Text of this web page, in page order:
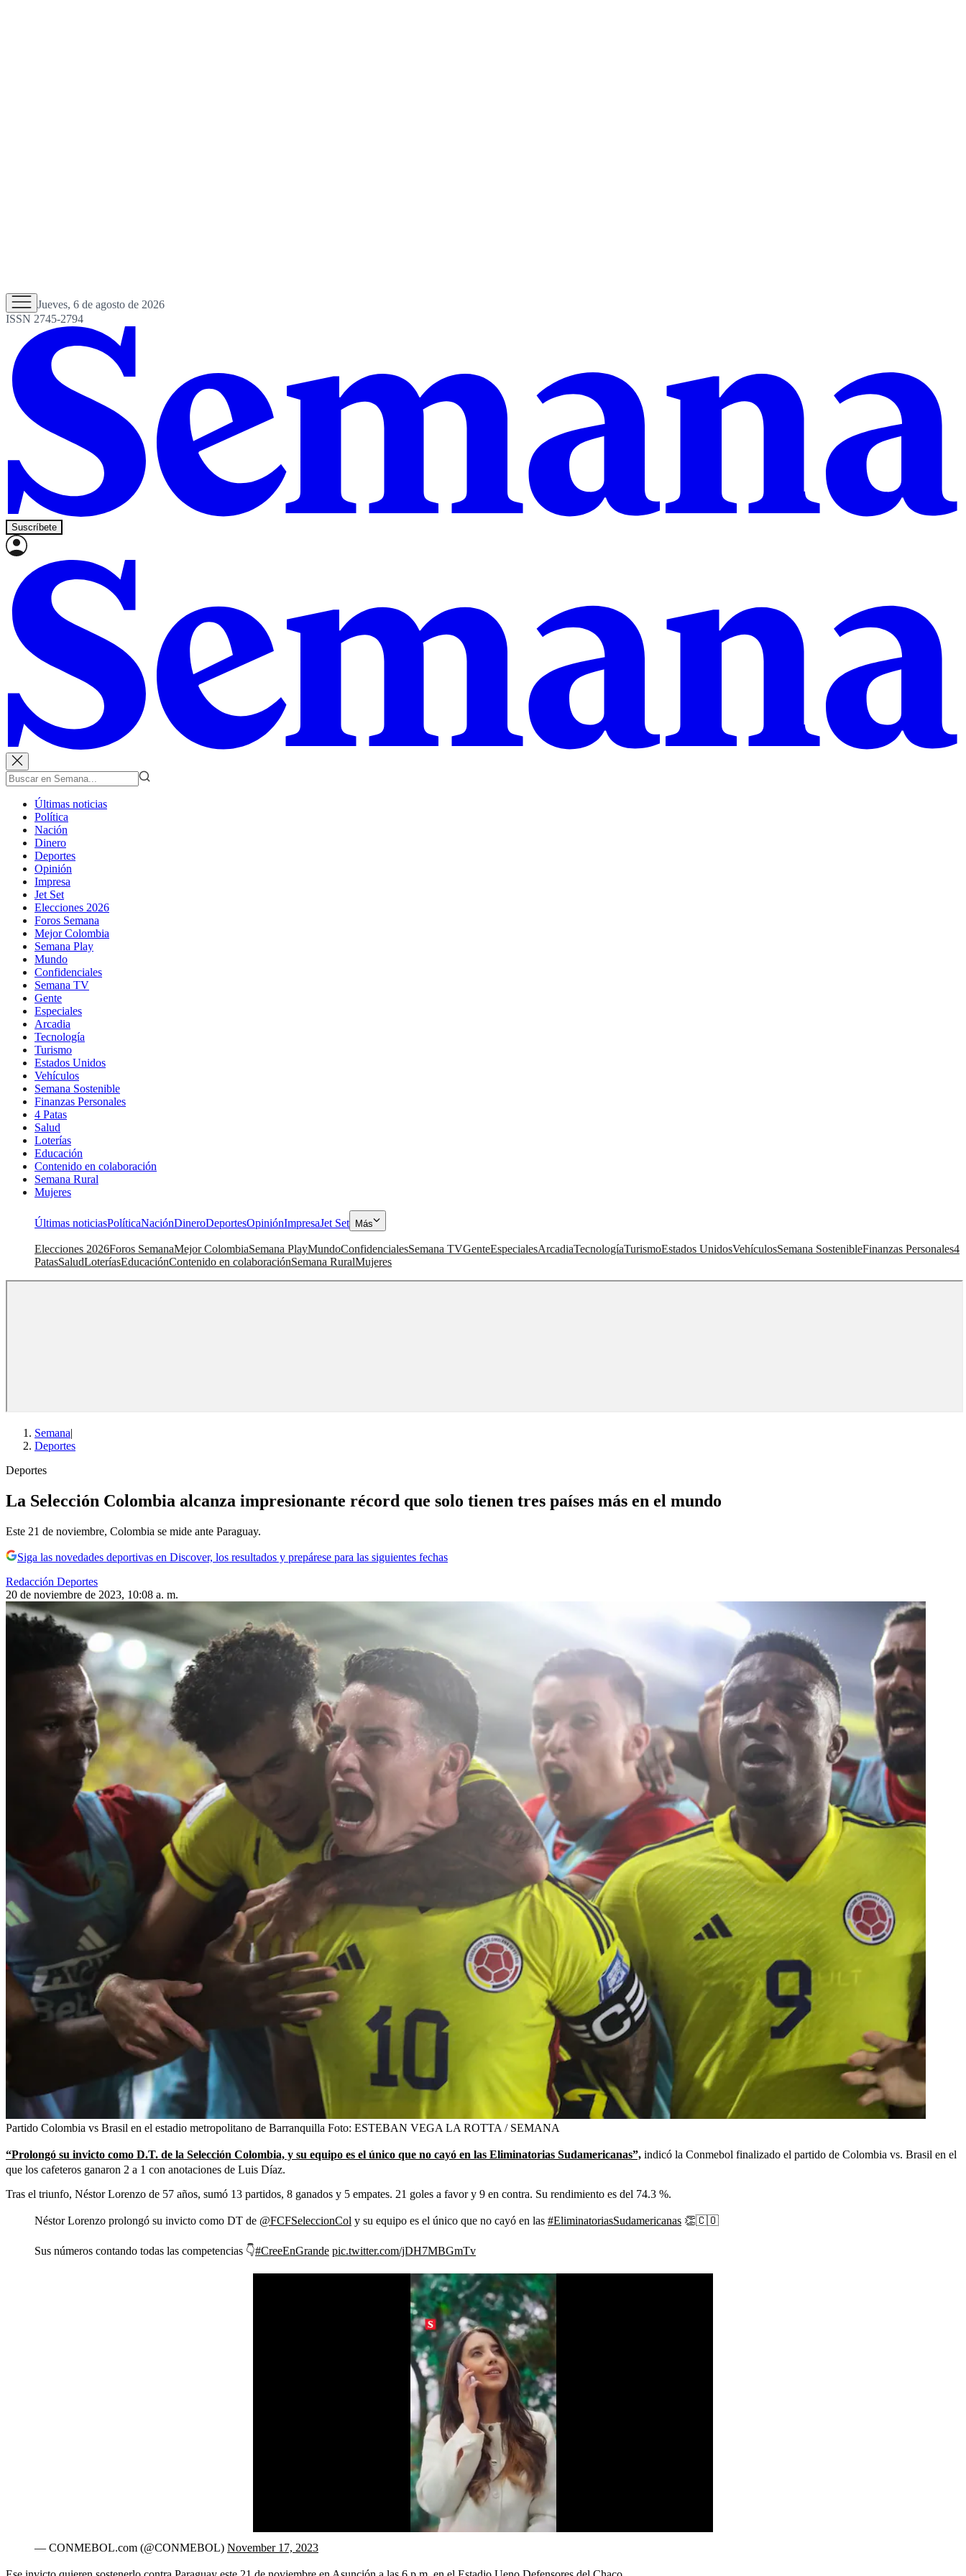
Jueves, 6 de agosto de 2026
ISSN 2745-2794
Suscríbete
Últimas noticias
Política
Nación
Dinero
Deportes
Opinión
Impresa
Jet Set
Elecciones 2026
Foros Semana
Mejor Colombia
Semana Play
Mundo
Confidenciales
Semana TV
Gente
Especiales
Arcadia
Tecnología
Turismo
Estados Unidos
Vehículos
Semana Sostenible
Finanzas Personales
4 Patas
Salud
Loterías
Educación
Contenido en colaboración
Semana Rural
Mujeres
Últimas noticiasPolíticaNaciónDineroDeportesOpiniónImpresaJet Set Más
Elecciones 2026Foros SemanaMejor ColombiaSemana PlayMundoConfidencialesSemana TVGenteEspecialesArcadiaTecnologíaTurismoEstados UnidosVehículosSemana SostenibleFinanzas Personales4
PatasSaludLoteríasEducaciónContenido en colaboraciónSemana RuralMujeres
Semana|
Deportes
Deportes
La Selección Colombia alcanza impresionante récord que solo tienen tres países más en el mundo
Este 21 de noviembre, Colombia se mide ante Paraguay.
Siga las novedades deportivas en Discover, los resultados y prepárese para las siguientes fechas
Redacción Deportes
20 de noviembre de 2023, 10:08 a. m.
Partido Colombia vs Brasil en el estadio metropolitano de Barranquilla Foto: ESTEBAN VEGA LA ROTTA / SEMANA
“Prolongó su invicto como D.T. de la Selección Colombia, y su equipo es el único que no cayó en las Eliminatorias Sudamericanas”, indicó la Conmebol finalizado el partido de Colombia vs. Brasil en el
que los cafeteros ganaron 2 a 1 con anotaciones de Luis Díaz.
Tras el triunfo, Néstor Lorenzo de 57 años, sumó 13 partidos, 8 ganados y 5 empates. 21 goles a favor y 9 en contra. Su rendimiento es del 74.3 %.
Néstor Lorenzo prolongó su invicto como DT de @FCFSeleccionCol y su equipo es el único que no cayó en las #EliminatoriasSudamericanas 👏🇨🇴
Sus números contando todas las competencias 👇#CreeEnGrande pic.twitter.com/jDH7MBGmTv
— CONMEBOL.com (@CONMEBOL) November 17, 2023